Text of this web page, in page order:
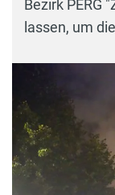
Bezirk PERG
lassen, um